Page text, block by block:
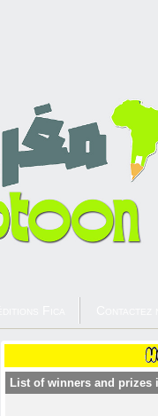
List of winners and prizes